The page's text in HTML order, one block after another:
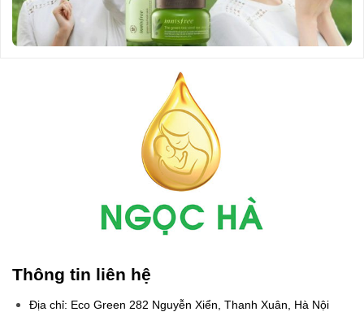
Thông tin liên hệ
Địa chỉ: Eco Green 282 Nguyễn Xiển, Thanh Xuân, Hà Nội